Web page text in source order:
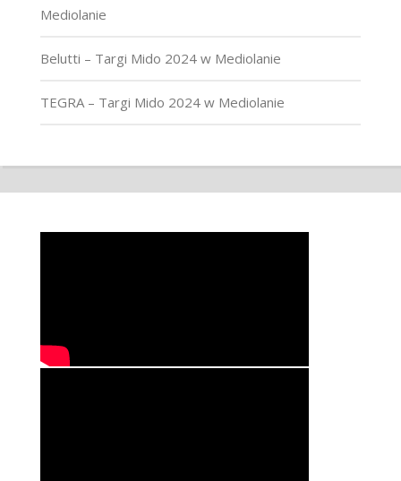
Mediolanie
Belutti – Targi Mido 2024 w Mediolanie
TEGRA – Targi Mido 2024 w Mediolanie